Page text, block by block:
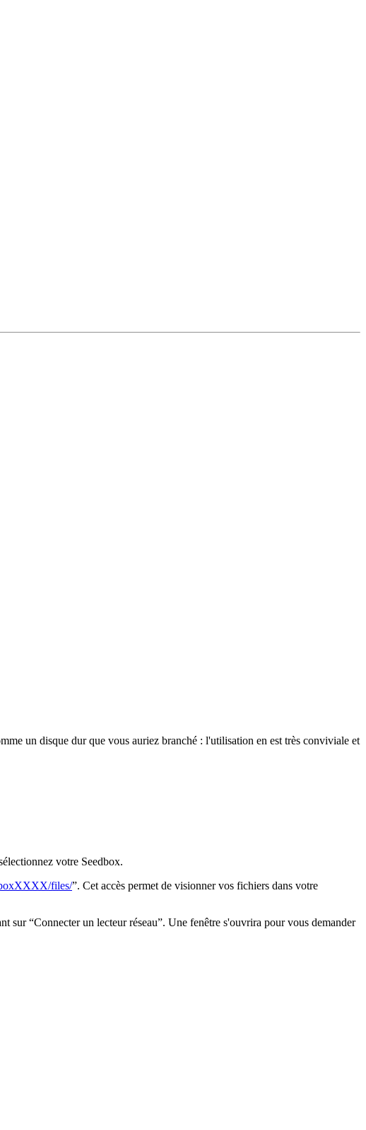
un disque dur que vous auriez branché : l'utilisation en est très conviviale et
votre Seedbox.
files/”. Cet accès permet de visionner vos fichiers dans votre
“Connecter un lecteur réseau”. Une fenêtre s'ouvrira pour vous demander